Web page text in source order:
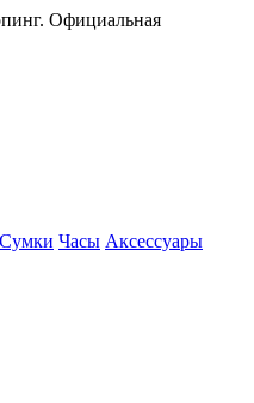
Официальная
Сумки Часы Аксессуары